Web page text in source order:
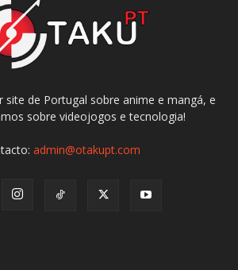
site de Portugal sobre anime e mangá, e
sobre videojogos e tecnologia!
admin@otakupt.com